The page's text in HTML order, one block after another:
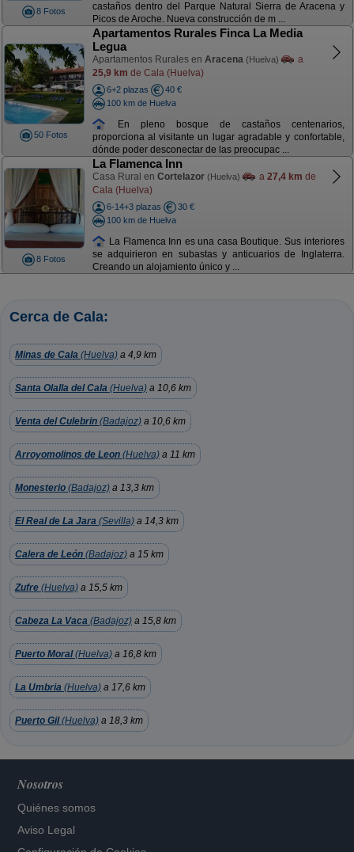
8 Fotos
castaños dentro del Parque Natural Sierra de Aracena y
Picos de Aroche. Nueva construcción de m ...
50 Fotos
Apartamentos Rurales Finca La Media
Legua
Apartamentos Rurales en Aracena (Huelva)
a
25,9 km de Cala (Huelva)
6+2 plazas
40 €
100 km de Huelva
En pleno bosque de castaños centenarios,
proporciona al visitante un lugar agradable y confortable,
dónde poder desconectar de las preocupac ...
8 Fotos
La Flamenca Inn
Casa Rural en Cortelazor (Huelva) a 27,4 km de
Cala (Huelva)
6-14+3 plazas
30 €
100 km de Huelva
La Flamenca Inn es una casa Boutique. Sus interiores
se adquirieron en subastas y anticuarios de Inglaterra.
Creando un alojamiento único y ...
Cerca de Cala:
Minas de Cala (Huelva) a 4,9 km
Santa Olalla del Cala (Huelva) a 10,6 km
Venta del Culebrin (Badajoz) a 10,6 km
Arroyomolinos de Leon (Huelva) a 11 km
Monesterio (Badajoz) a 13,3 km
El Real de La Jara (Sevilla) a 14,3 km
Calera de León (Badajoz) a 15 km
Zufre (Huelva) a 15,5 km
Cabeza La Vaca (Badajoz) a 15,8 km
Puerto Moral(Huelva) a 16,8 km
La Umbria (Huelva) a 17,6 km
Puerto Gil(Huelva) a 18,3 km
Nosotros
Quiénes somos
Aviso Legal